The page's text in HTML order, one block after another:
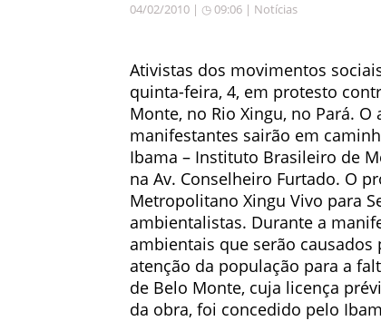
04/02/2010 | ◷ 09:06 | Notícias
Ativistas dos movimentos
quinta-feira, 4, em protesto
Monte, no Rio Xingu, no Pará.
manifestantes sairão em
Ibama – Instituto Brasileiro de
na Av. Conselheiro Furtado. O
Metropolitano Xingu Vivo para
ambientalistas. Durante a
ambientais que serão
atenção da população para a
de Belo Monte, cuja licença
da obra, foi concedido pelo